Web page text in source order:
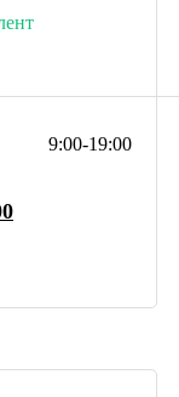
9:00-19:00